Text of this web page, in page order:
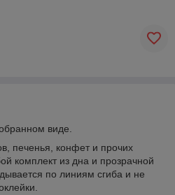
виде.
печенья, конфет и прочих
комплект из дна и прозрачной
по линиям сгиба и не